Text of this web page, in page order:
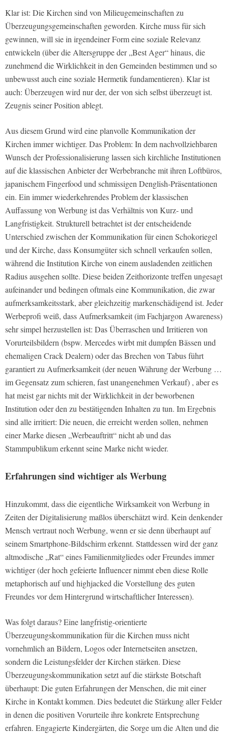
Klar ist: Die Kirchen sind von Milieugemeinschaften zu
Überzeugungsgemeinschaften geworden. Kirche muss für sich
gewinnen, will sie in irgendeiner Form eine soziale Relevanz
entwickeln (über die Altersgruppe der „Best Ager“ hinaus, die
zunehmend die Wirklichkeit in den Gemeinden bestimmen und so
unbewusst auch eine soziale Hermetik fundamentieren). Klar ist
auch: Überzeugen wird nur der, der von sich selbst überzeugt ist.
Zeugnis seiner Position ablegt.
Aus diesem Grund wird eine planvolle Kommunikation der
Kirchen immer wichtiger. Das Problem: In dem nachvollziehbaren
Wunsch der Professionalisierung lassen sich kirchliche Institutionen
auf die klassischen Anbieter der Werbebranche mit ihren Loftbüros,
japanischem Fingerfood und schmissigen Denglish-Präsentationen
ein. Ein immer wiederkehrendes Problem der klassischen
Auffassung von Werbung ist das Verhältnis von Kurz- und
Langfristigkeit. Strukturell betrachtet ist der entscheidende
Unterschied zwischen der Kommunikation für einen Schokoriegel
und der Kirche, dass Konsumgüter sich schnell verkaufen sollen,
während die Institution Kirche von einem ausladenden zeitlichen
Radius ausgehen sollte. Diese beiden Zeithorizonte treffen ungesagt
aufeinander und bedingen oftmals eine Kommunikation, die zwar
aufmerksamkeitsstark, aber gleichzeitig markenschädigend ist. Jeder
Werbeprofi weiß, dass Aufmerksamkeit (im Fachjargon Awareness)
sehr simpel herzustellen ist: Das Überraschen und Irritieren von
Vorurteilsbildern (bspw. Mercedes wirbt mit dumpfen Bässen und
ehemaligen Crack Dealern) oder das Brechen von Tabus führt
garantiert zu Aufmerksamkeit (der neuen Währung der Werbung …
im Gegensatz zum schieren, fast unangenehmen Verkauf) , aber es
hat meist gar nichts mit der Wirklichkeit in der beworbenen
Institution oder den zu bestätigenden Inhalten zu tun. Im Ergebnis
sind alle irritiert: Die neuen, die erreicht werden sollen, nehmen
einer Marke diesen „Werbeauftritt“ nicht ab und das
Stammpublikum erkennt seine Marke nicht wieder.
Erfahrungen sind wichtiger als Werbung
Hinzukommt, dass die eigentliche Wirksamkeit von Werbung in
Zeiten der Digitalisierung maßlos überschätzt wird. Kein denkender
Mensch vertraut noch Werbung, wenn er sie denn überhaupt auf
seinem Smartphone-Bildschirm erkennt. Stattdessen wird der ganz
altmodische „Rat“ eines Familienmitgliedes oder Freundes immer
wichtiger (der hoch gefeierte Influencer nimmt eben diese Rolle
metaphorisch auf und highjacked die Vorstellung des guten
Freundes vor dem Hintergrund wirtschaftlicher Interessen).
Was folgt daraus? Eine langfristig-orientierte
Überzeugungskommunikation für die Kirchen muss nicht
vornehmlich an Bildern, Logos oder Internetseiten ansetzen,
sondern die Leistungsfelder der Kirchen stärken. Diese
Überzeugungskommunikation setzt auf die stärkste Botschaft
überhaupt: Die guten Erfahrungen der Menschen, die mit einer
Kirche in Kontakt kommen. Dies bedeutet die Stärkung aller Felder
in denen die positiven Vorurteile ihre konkrete Entsprechung
erfahren. Engagierte Kindergärten, die Sorge um die Alten und die